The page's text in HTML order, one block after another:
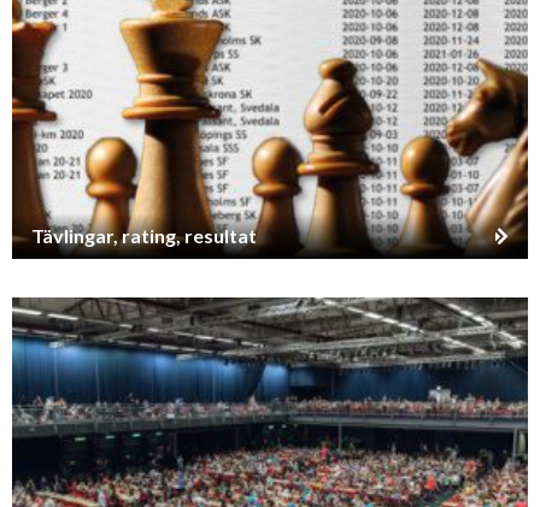
Tävlingar, rating, resultat